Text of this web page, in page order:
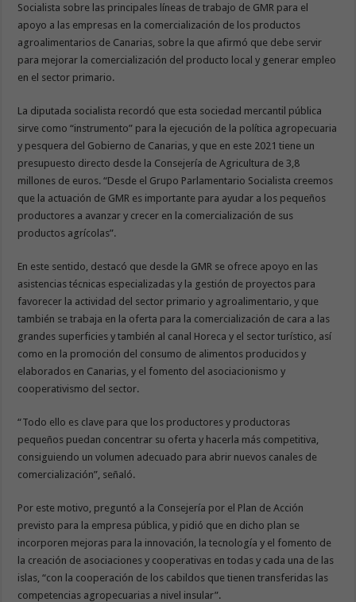
Socialista sobre las principales líneas de trabajo de GMR para el
apoyo a las empresas en la comercialización de los productos
agroalimentarios de Canarias, sobre la que afirmó que debe servir
para mejorar la comercialización del producto local y generar empleo
en el sector primario.
La diputada socialista recordó que esta sociedad mercantil pública
sirve como “instrumento” para la ejecución de la política agropecuaria
y pesquera del Gobierno de Canarias, y que en este 2021 tiene un
presupuesto directo desde la Consejería de Agricultura de 3,8
millones de euros. “Desde el Grupo Parlamentario Socialista creemos
que la actuación de GMR es importante para ayudar a los pequeños
productores a avanzar y crecer en la comercialización de sus
productos agrícolas”.
En este sentido, destacó que desde la GMR se ofrece apoyo en las
asistencias técnicas especializadas y la gestión de proyectos para
favorecer la actividad del sector primario y agroalimentario, y que
también se trabaja en la oferta para la comercialización de cara a las
grandes superficies y también al canal Horeca y el sector turístico, así
como en la promoción del consumo de alimentos producidos y
elaborados en Canarias, y el fomento del asociacionismo y
cooperativismo del sector.
“Todo ello es clave para que los productores y productoras
pequeños puedan concentrar su oferta y hacerla más competitiva,
consiguiendo un volumen adecuado para abrir nuevos canales de
comercialización”, señaló.
Por este motivo, preguntó a la Consejería por el Plan de Acción
previsto para la empresa pública, y pidió que en dicho plan se
incorporen mejoras para la innovación, la tecnología y el fomento de
la creación de asociaciones y cooperativas en todas y cada una de las
islas, “con la cooperación de los cabildos que tienen transferidas las
competencias agropecuarias a nivel insular”.